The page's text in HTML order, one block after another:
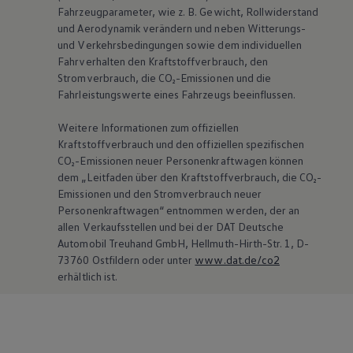
Fahrzeugparameter, wie z. B. Gewicht, Rollwiderstand
und Aerodynamik verändern und neben Witterungs-
und Verkehrsbedingungen sowie dem individuellen
Fahrverhalten den Kraftstoffverbrauch, den
Stromverbrauch, die CO₂-Emissionen und die
Fahrleistungswerte eines Fahrzeugs beeinflussen.
Weitere Informationen zum offiziellen
Kraftstoffverbrauch und den offiziellen spezifischen
CO₂-Emissionen neuer Personenkraftwagen können
dem „Leitfaden über den Kraftstoffverbrauch, die CO₂-
Emissionen und den Stromverbrauch neuer
Personenkraftwagen“ entnommen werden, der an
allen Verkaufsstellen und bei der DAT Deutsche
Automobil Treuhand GmbH, Hellmuth-Hirth-Str. 1, D-
73760 Ostfildern oder unter www.dat.de/co2
erhältlich ist.